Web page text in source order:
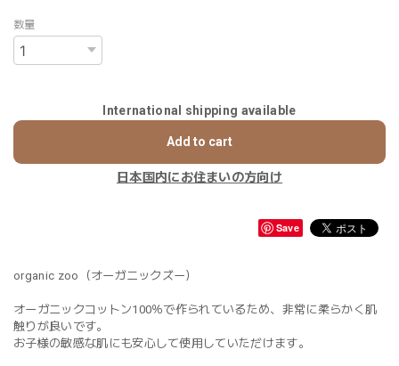
数量
International shipping available
Add to cart
日本国内にお住まいの方向け
Save
organic zoo（オーガニックズー）
オーガニックコットン100％で作られているため、非常に柔らかく肌
触りが良いです。
お子様の敏感な肌にも安心して使用していただけます。